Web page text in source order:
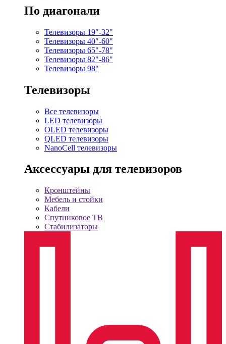
По диагонали
Телевизоры 19"-32"
Телевизоры 40"-60"
Телевизоры 65"-78"
Телевизоры 82"-86"
Телевизоры 98"
Телевизоры
Все телевизоры
LED телевизоры
OLED телевизоры
QLED телевизоры
NanoCell телевизоры
Аксессуары для телевизоров
Кронштейны
Мебель и стойки
Кабели
Спутниковое ТВ
Стабилизаторы